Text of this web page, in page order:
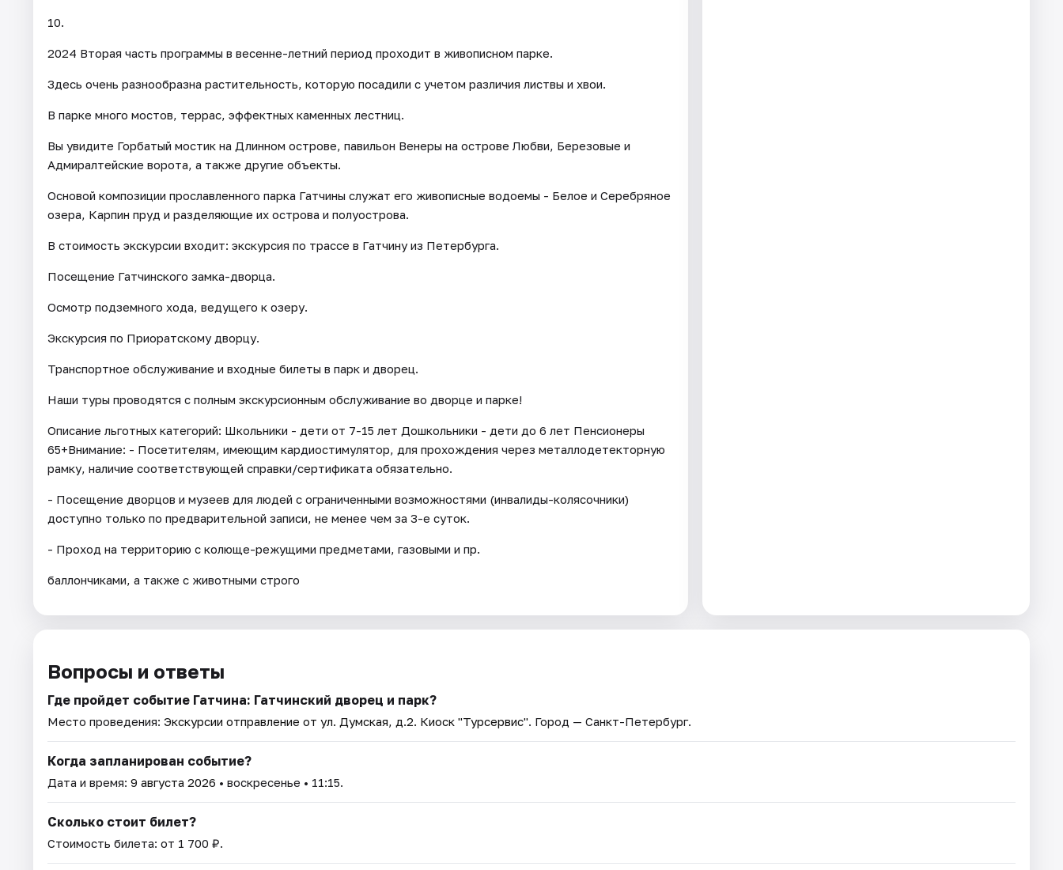
10.
2024 Вторая часть программы в весенне-летний период проходит в живописном парке.
Здесь очень разнообразна растительность, которую посадили с учетом различия листвы и хвои.
В парке много мостов, террас, эффектных каменных лестниц.
Вы увидите Горбатый мостик на Длинном острове, павильон Венеры на острове Любви, Березовые и
Адмиралтейские ворота, а также другие объекты.
Основой композиции прославленного парка Гатчины служат его живописные водоемы - Белое и Серебряное
озера, Карпин пруд и разделяющие их острова и полуострова.
В стоимость экскурсии входит: экскурсия по трассе в Гатчину из Петербурга.
Посещение Гатчинского замка-дворца.
Осмотр подземного хода, ведущего к озеру.
Экскурсия по Приоратскому дворцу.
Транспортное обслуживание и входные билеты в парк и дворец.
Наши туры проводятся с полным экскурсионным обслуживание во дворце и парке!
Описание льготных категорий: Школьники - дети от 7-15 лет Дошкольники - дети до 6 лет Пенсионеры
65+Внимание: - Посетителям, имеющим кардиостимулятор, для прохождения через металлодетекторную
рамку, наличие соответствующей справки/сертификата обязательно.
- Посещение дворцов и музеев для людей с ограниченными возможностями (инвалиды-колясочники)
доступно только по предварительной записи, не менее чем за 3-е суток.
- Проход на территорию с колюще-режущими предметами, газовыми и пр.
баллончиками, а также с животными строго
Вопросы и ответы
Где пройдет событие Гатчина: Гатчинский дворец и парк?
Место проведения: Экскурсии отправление от ул. Думская, д.2. Киоск "Турсервис". Город — Санкт-Петербург.
Когда запланирован событие?
Дата и время: 9 августа 2026 • воскресенье • 11:15.
Сколько стоит билет?
Стоимость билета: от 1 700 ₽.